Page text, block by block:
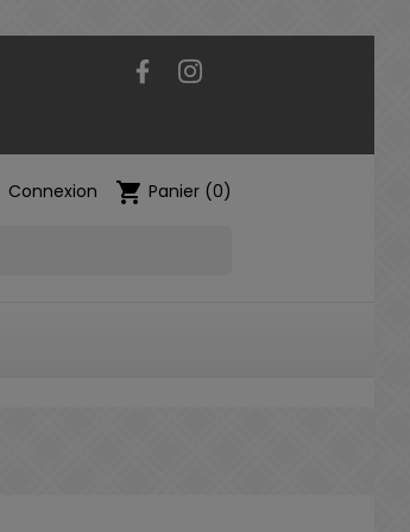
Facebook
Connexion shopping_cart Panier (0)